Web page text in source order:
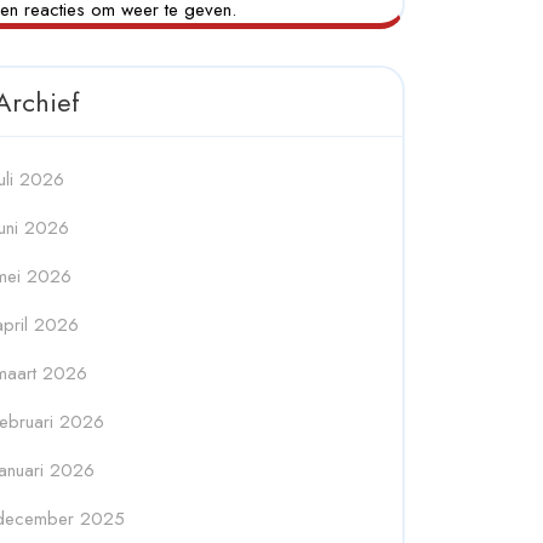
reacties om weer te geven.
2026
2026
2026
2026
2026
2026
2026
2025